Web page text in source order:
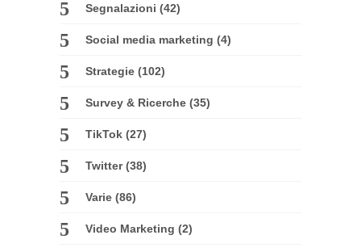
Segnalazioni (42)
Social media marketing (4)
Strategie (102)
Survey & Ricerche (35)
TikTok (27)
Twitter(38)
Varie (86)
Video Marketing (2)